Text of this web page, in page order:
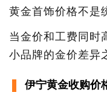
黄金首饰价格不是
当金价和工费同时
小品牌的金价差异
伊宁黄金收购价